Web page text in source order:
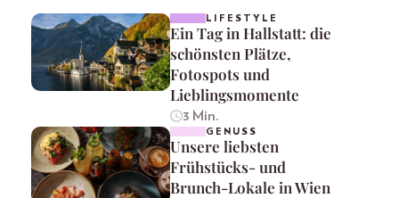
LIFESTYLE
Ein Tag in Hallstatt: die
schönsten Plätze,
Fotospots und
Lieblingsmomente
3 Min.
GENUSS
Unsere liebsten
Frühstücks- und
Brunch-Lokale in Wien